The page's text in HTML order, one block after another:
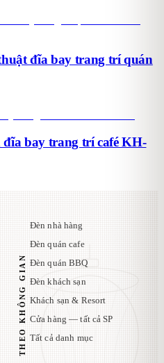
đĩa bay trang trí quán
bay trang trí café KH-
THEO KHÔNG GIAN
Đèn nhà hàng
Đèn quán cafe
Đèn quán BBQ
Đèn khách sạn
Khách sạn & Resort
Cửa hàng — tất cả SP
Tất cả danh mục